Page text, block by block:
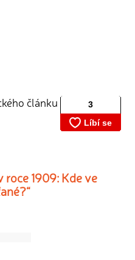
článku
roce 1909: Kde ve